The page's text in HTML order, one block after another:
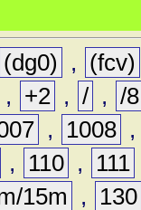
(dg0) , (fcv)
, +2 , / , /8
, 1008 ,
, 110 , 111
15m , 130